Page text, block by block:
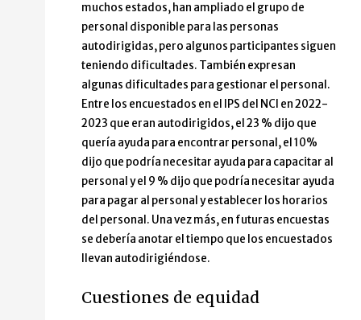
muchos estados, han ampliado el grupo de
personal disponible para las personas
autodirigidas, pero algunos participantes siguen
teniendo dificultades. También expresan
algunas dificultades para gestionar el personal.
Entre los encuestados en el IPS del NCI en 2022-
2023 que eran autodirigidos, el 23 % dijo que
quería ayuda para encontrar personal, el 10%
dijo que podría necesitar ayuda para capacitar al
personal y el 9 % dijo que podría necesitar ayuda
para pagar al personal y establecer los horarios
del personal. Una vez más, en futuras encuestas
se debería anotar el tiempo que los encuestados
llevan autodirigiéndose.
Cuestiones de equidad